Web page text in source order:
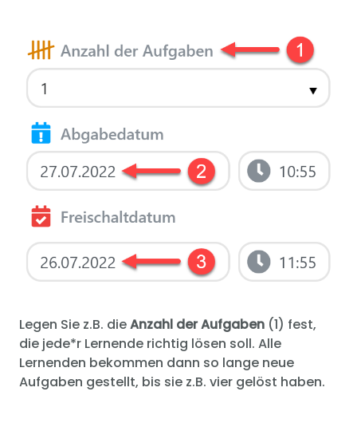
Legen Sie z.B. dieAnzahl der Aufgaben (1) fest,
die jede*r Lernende richtig lösen soll. Alle
Lernenden bekommen dann so lange neue
Aufgaben gestellt, bis sie z.B. vier gelöst haben.